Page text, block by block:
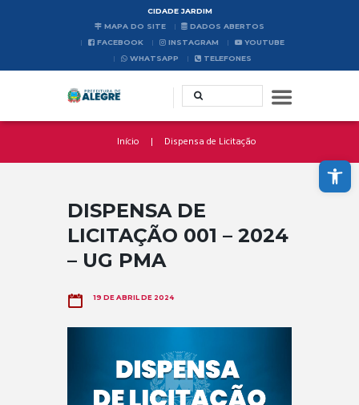
Abrir a barra de ferramentas
CIDADE JARDIM
MAPA DO SITE
DADOS ABERTOS
FACEBOOK
INSTAGRAM
YOUTUBE
WHATSAPP
TELEFONES
Início Dispensa de Licitação
DISPENSA DE
LICITAÇÃO 001 – 2024
– UG PMA
19 DE ABRIL DE 2024